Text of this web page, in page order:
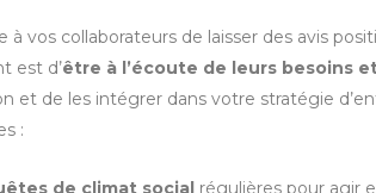
à vos collaborateurs de laisser des avis
est d’être à l’écoute de leurs besoins
et de les intégrer dans votre stratégie
:
de climat social régulières pour agir